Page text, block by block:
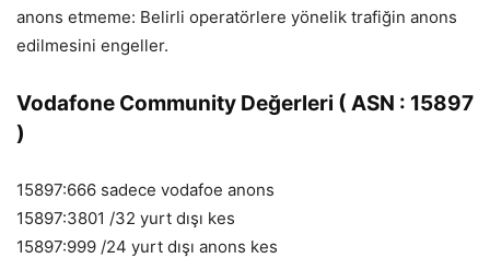
anons etmeme: Belirli operatörlere yönelik trafiğin anons
edilmesini engeller.
Vodafone Community Değerleri ( ASN : 15897
)
15897:666 sadece vodafoe anons
15897:3801 /32 yurt dışı kes
15897:999 /24 yurt dışı anons kes